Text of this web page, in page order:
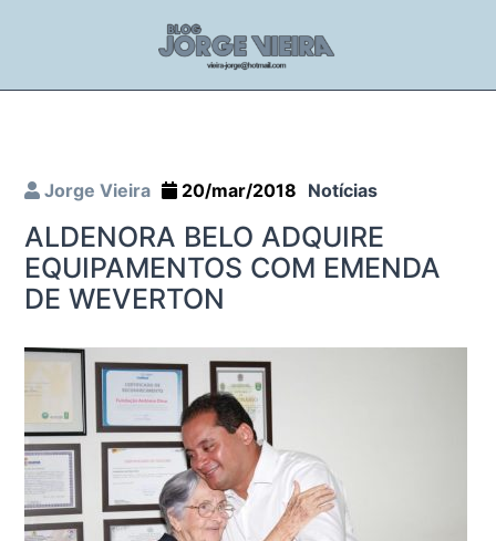
Jorge Vieira 20/mar/2018 Notícias
ALDENORA BELO ADQUIRE
EQUIPAMENTOS COM EMENDA
DE WEVERTON